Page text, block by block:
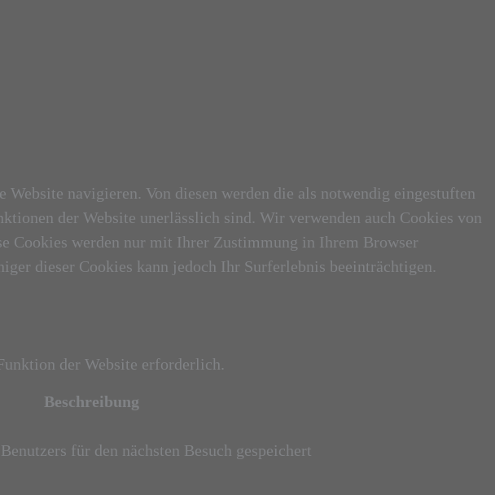
navigieren. Von diesen werden die als notwendig eingestuften
der Website unerlässlich sind. Wir verwenden auch Cookies von
Cookies werden nur mit Ihrer Zustimmung in Ihrem Browser
dieser Cookies kann jedoch Ihr Surferlebnis beeinträchtigen.
der Website erforderlich.
Beschreibung
für den nächsten Besuch gespeichert